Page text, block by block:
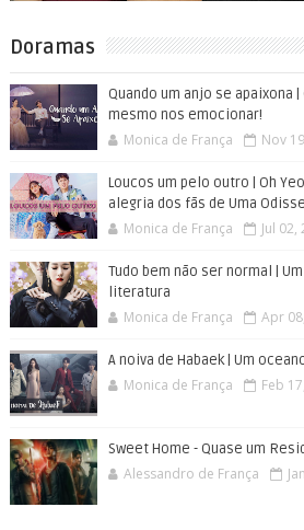
Doramas
Quando um anjo se apaixona
mesmo nos emocionar!
Monica de França Nov
Loucos um pelo outro | Oh
alegria dos fãs de Uma
Monica de França Jul 02,
Tudo bem não ser normal |
literatura
Monica de França Apr
A noiva de Habaek | Um
Monica de França Feb
Sweet Home - Quase um
Alessandro de França